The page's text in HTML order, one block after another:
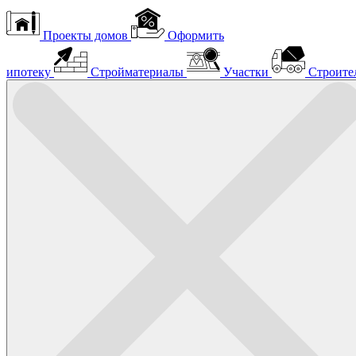
Проекты домов Оформить
ипотеку Стройматериалы Участки